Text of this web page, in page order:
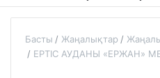
Басты Жаңалықтар
ЕРТІС АУДАНЫ «ЕРЖАН»